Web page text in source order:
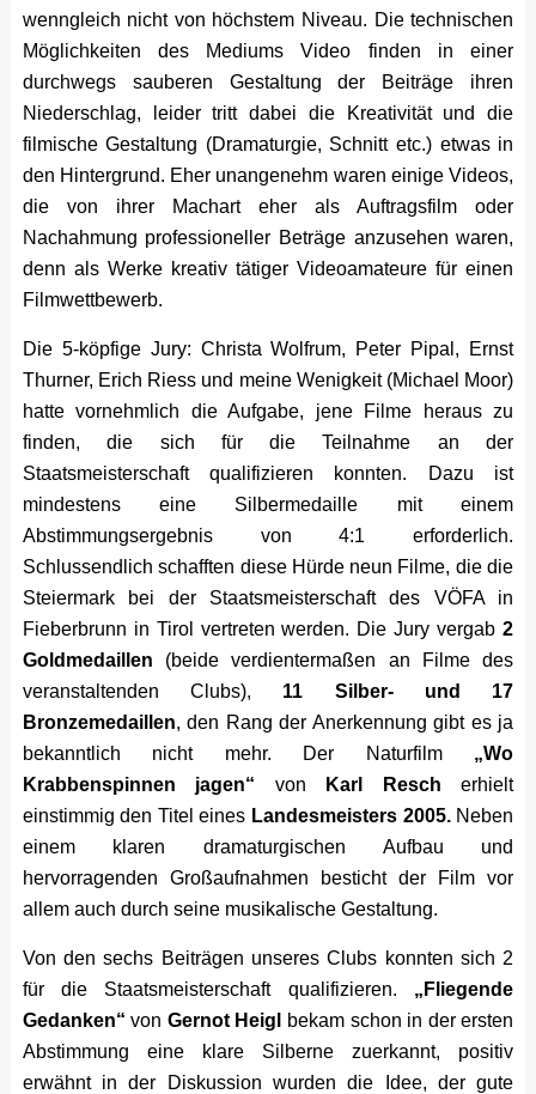
wenngleich nicht von höchstem Niveau. Die technischen
Möglichkeiten des Mediums Video finden in einer
durchwegs sauberen Gestaltung der Beiträge ihren
Niederschlag, leider tritt dabei die Kreativität und die
filmische Gestaltung (Dramaturgie, Schnitt etc.) etwas in
den Hintergrund. Eher unangenehm waren einige Videos,
die von ihrer Machart eher als Auftragsfilm oder
Nachahmung professioneller Beträge anzusehen waren,
denn als Werke kreativ tätiger Videoamateure für einen
Filmwettbewerb.
Die 5-köpfige Jury: Christa Wolfrum, Peter Pipal, Ernst
Thurner, Erich Riess und meine Wenigkeit (Michael Moor)
hatte vornehmlich die Aufgabe, jene Filme heraus zu
finden, die sich für die Teilnahme an der
Staatsmeisterschaft qualifizieren konnten. Dazu ist
mindestens eine Silbermedaille mit einem
Abstimmungsergebnis von 4:1 erforderlich.
Schlussendlich schafften diese Hürde neun Filme, die die
Steiermark bei der Staatsmeisterschaft des VÖFA in
Fieberbrunn in Tirol vertreten werden. Die Jury vergab2
Goldmedaillen (beide verdientermaßen an Filme des
veranstaltenden Clubs), 11 Silber- und 17
Bronzemedaillen, den Rang der Anerkennung gibt es ja
bekanntlich nicht mehr. Der Naturfilm „Wo
Krabbenspinnen jagen“ von Karl Resch erhielt
einstimmig den Titel eines Landesmeisters 2005.Neben
einem klaren dramaturgischen Aufbau und
hervorragenden Großaufnahmen besticht der Film vor
allem auch durch seine musikalische Gestaltung.
Von den sechs Beiträgen unseres Clubs konnten sich 2
für die Staatsmeisterschaft qualifizieren. „Fliegende
Gedanken“ von Gernot Heigl
bekam schon in der ersten
Abstimmung eine klare Silberne zuerkannt, positiv
erwähnt in der Diskussion wurden die Idee, der gute